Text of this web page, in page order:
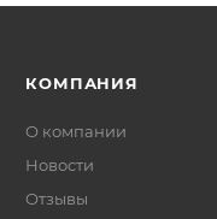
КОМПАНИЯ
О компании
Новости
Отзывы